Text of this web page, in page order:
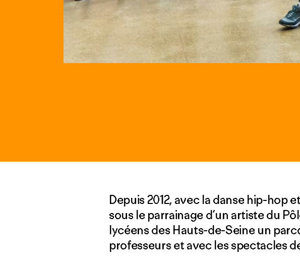
Depuis 2012, avec la danse hip-hop
sous le parrainage d’un artiste du
lycéens des Hauts-de-Seine un
professeurs et avec les spectacles